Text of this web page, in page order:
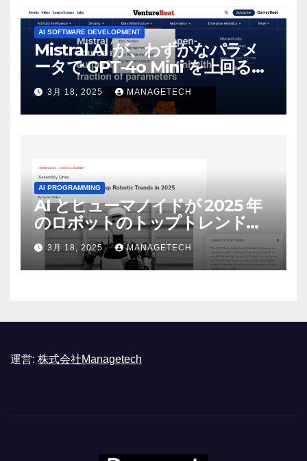
AI SOFTWARE DEVELOPMENT
Mistral AI が、わずかなパラメ
ータで GPT-4o Mini を上回る新
しいオープンソース モデルをリ
リース | VentureBeat
3月 18, 2025 MANAGETECH
AI PROGRAMMING
AI とヒューマノイドが 2025 年
のロボットのトップトレンドに |
ASSEMBLY
3月 18, 2025 MANAGETECH
運営: 株式会社Managetech